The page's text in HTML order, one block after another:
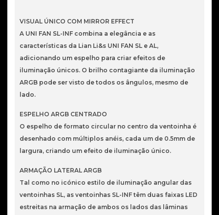
Branco
120mm
(Pack
3)
VISUAL ÚNICO COM MIRROR EFFECT
A UNI FAN SL-INF combina a elegância e as
características da Lian Li&s UNI FAN SL e AL,
adicionando um espelho para criar efeitos de
iluminação únicos. O brilho contagiante da iluminação
ARGB pode ser visto de todos os ângulos, mesmo de
lado.
ESPELHO ARGB CENTRADO
O espelho de formato circular no centro da ventoinha é
desenhado com múltiplos anéis, cada um de 0.5mm de
largura, criando um efeito de iluminação único.
ARMAÇÃO LATERAL ARGB
Tal como no icónico estilo de iluminação angular das
ventoinhas SL, as ventoinhas SL-INF têm duas faixas LED
estreitas na armação de ambos os lados das lâminas